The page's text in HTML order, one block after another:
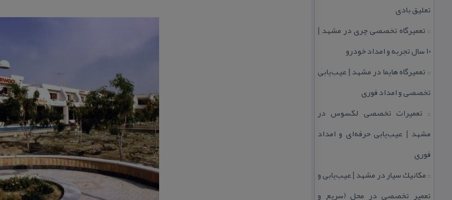
تعلیق بادی
:: تعمیرگاه تخصصی چری در مشهد |
۱۰ سال تجربه و امداد خودرو
:: تعمیرگاه هایما در مشهد | عیب‌یابی
تخصصی و امداد فوری
:: تعمیرات تخصصی لكسوس در
مشهد | عیب‌یابی حرفه‌ای و امداد
فوری
:: مكانیك سیار در مشهد | عیب‌یابی و
تعمیر تخصصی در محل (سریع و